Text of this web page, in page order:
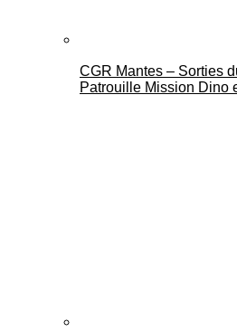
CGR Mantes – Sorties
Patrouille Mission Dino